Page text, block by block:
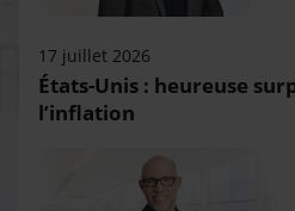
17 juillet 2026
États-Unis : heureuse
l’inflation